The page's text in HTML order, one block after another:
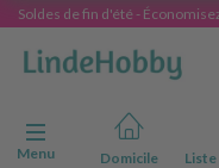
Soldes de fin d'été -
Basculer la navigation
Menu
Domicile